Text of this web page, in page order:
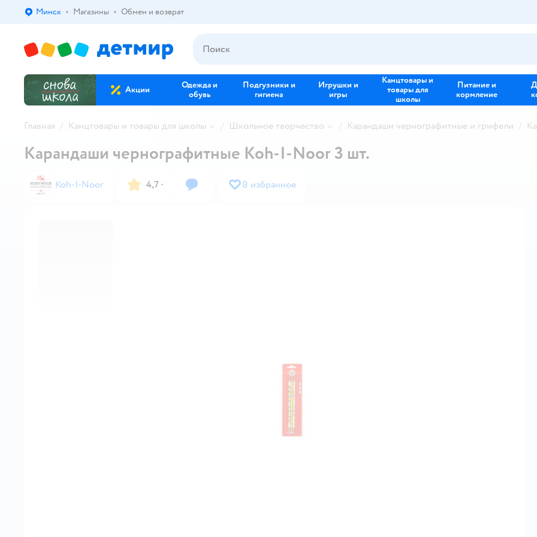
Выбор адреса доставки.
Минск Магазины Обмен и возврат
Акции
Одежда и
обувь
Подгузники и
гигиена
Игрушки и
игры
Канцтовары и
товары для
школы
Питание и
кормление
Главная Канцтовары и товары для школы Школьное творчество Карандаши чернографитные и грифели
Карандаши чернографитные Koh-I-Noor 3 шт.
Koh-I-Noor 4,7 · В избранное